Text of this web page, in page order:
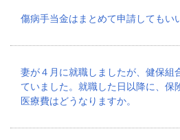
傷病手当金はまとめて申請してもい
妻が４月に就職しましたが、健保組
ていました。就職した日以降に、保
医療費はどうなりますか。